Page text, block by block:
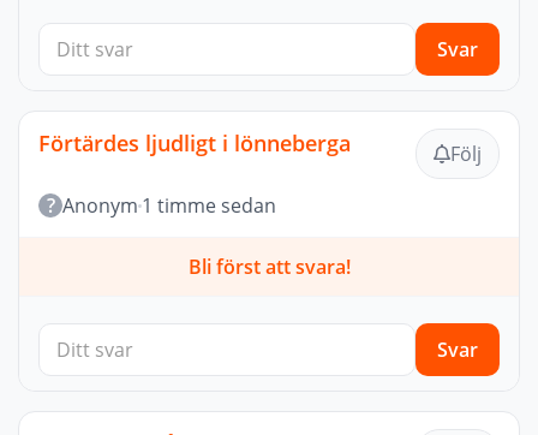
Svar
Förtärdes ljudligt i lönneberga
Följ
? Anonym 1 timme sedan
Bli först att svara!
Svar